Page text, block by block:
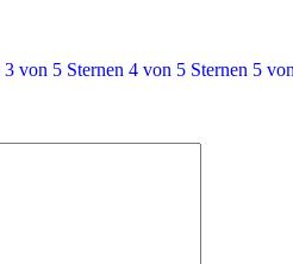
3 von 5 Sternen 4 von 5 Sternen 5